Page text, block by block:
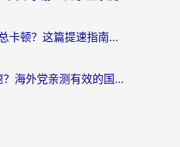
英国打Sky光·遇总卡顿？这篇提速指南帮你找回治愈感
QQ炫舞怎么加速？海外党亲测有效的国服游戏加速指南（附失落城堡金铲铲之战解决方案）